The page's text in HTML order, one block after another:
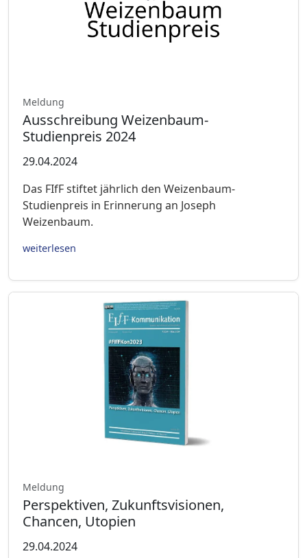
Meldung
Ausschreibung Weizenbaum-
Studienpreis 2024
29.04.2024
Das FIfF stiftet jährlich den Weizenbaum-
Studienpreis in Erinnerung an Joseph
Weizenbaum.
weiterlesen
Meldung
Perspektiven, Zukunftsvisionen,
Chancen, Utopien
29.04.2024